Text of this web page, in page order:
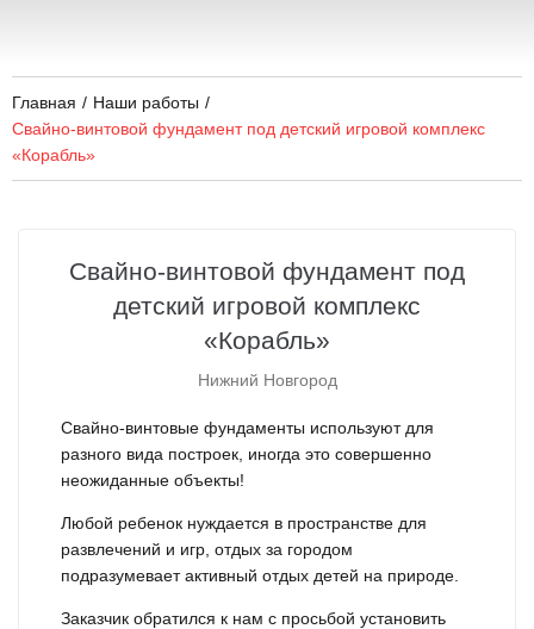
Главная / Наши работы /
Свайно-винтовой фундамент под детский игровой комплекс
«Корабль»
Свайно-винтовой фундамент под
детский игровой комплекс
«Корабль»
Нижний Новгород
Свайно-винтовые фундаменты используют для
разного вида построек, иногда это совершенно
неожиданные объекты!
Любой ребенок нуждается в пространстве для
развлечений и игр, отдых за городом
подразумевает активный отдых детей на природе.
Заказчик обратился к нам с просьбой установить